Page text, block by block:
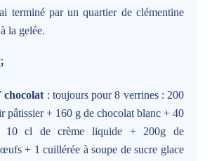
terminé par un quartier de clémentine
la gelée.
: toujours pour 8 verrines : 200
pâtissier + 160 g de chocolat blanc + 40
10 cl de crème liquide + 200g de
+ 1 cuillérée à soupe de sucre glace